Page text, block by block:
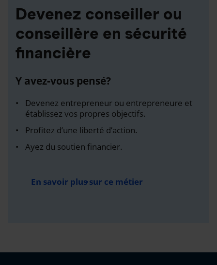
Devenez conseiller ou
conseillère en sécurité
financière
Y avez-vous pensé?
Devenez entrepreneur ou entrepreneure et
établissez vos propres objectifs.
Profitez d’une liberté d’action.
Ayez du soutien financier.
En savoir plus sur ce métier